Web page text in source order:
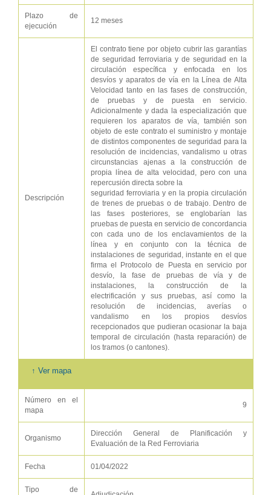
Plazo de
ejecución
12 meses
Descripción
El contrato tiene por objeto cubrir las garantías
de seguridad ferroviaria y de seguridad en la
circulación específica y enfocada en los
desvíos y aparatos de vía en la Línea de Alta
Velocidad tanto en las fases de construcción,
de pruebas y de puesta en servicio.
Adicionalmente y dada la especialización que
requieren los aparatos de vía, también son
objeto de este contrato el suministro y montaje
de distintos componentes de seguridad para la
resolución de incidencias, vandalismo u otras
circunstancias ajenas a la construcción de
propia línea de alta velocidad, pero con una
repercusión directa sobre la
seguridad ferroviaria y en la propia circulación
de trenes de pruebas o de trabajo. Dentro de
las fases posteriores, se englobarían las
pruebas de puesta en servicio de concordancia
con cada uno de los enclavamientos de la
línea y en conjunto con la técnica de
instalaciones de seguridad, instante en el que
firma el Protocolo de Puesta en servicio por
desvío, la fase de pruebas de vía y de
instalaciones, la construcción de la
electrificación y sus pruebas, así como la
resolución de incidencias, averías o
vandalismo en los propios desvíos
recepcionados que pudieran ocasionar la baja
temporal de circulación (hasta reparación) de
los tramos (o cantones).
↑ Ver mapa
Número en el
mapa
9
Organismo
Dirección General de Planificación y
Evaluación de la Red Ferroviaria
Fecha 01/04/2022
Tipo de